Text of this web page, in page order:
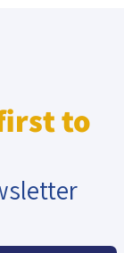
to